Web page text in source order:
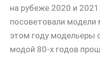
на рубеже 2020 и
посоветовали
этом году модельеры
модой 80-х годов